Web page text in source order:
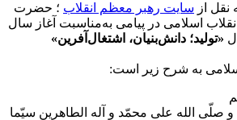
از سایت رهبر معظم انقلاب ؛ حضرت
اسلامی در پیامی به‌مناسبت آغاز سال
«تولید؛ دانش‌بنیان، اشتغال‌آفرین»
به شرح زیر است:
و صلّی الله علی محمّد و آله الطاهرین سیّما